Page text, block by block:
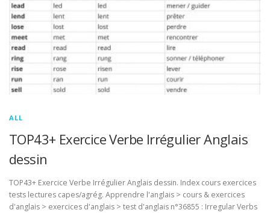
ALL
TOP43+ Exercice Verbe Irrégulier Anglais
dessin
TOP43+ Exercice Verbe Irrégulier Anglais dessin. Index cours exercices
tests lectures capes/agrég. Apprendre l'anglais > cours & exercices
d'anglais > exercices d'anglais > test d'anglais n°36855 : Irregular Verbs